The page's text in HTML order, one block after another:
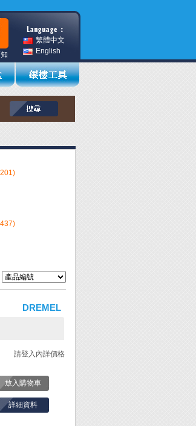
繁體中文
English
DREMEL
請登入內詳價格
放入購物車
詳細資料